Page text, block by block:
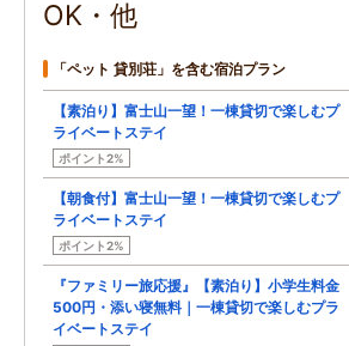
OK・他
「ペット 貸別荘」を含む宿泊プラン
【素泊り】富士山一望！一棟貸切で楽しむプ
ライベートステイ
ポイント2%
【朝食付】富士山一望！一棟貸切で楽しむプ
ライベートステイ
ポイント2%
『ファミリー旅応援』【素泊り】小学生料金
500円・添い寝無料｜一棟貸切で楽しむプラ
イベートステイ